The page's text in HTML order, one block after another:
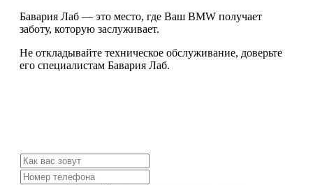
Бавария Лаб — это место, где Ваш BMW получает
заботу, которую заслуживает.
Не откладывайте техническое обслуживание, доверьте
его специалистам Бавария Лаб.